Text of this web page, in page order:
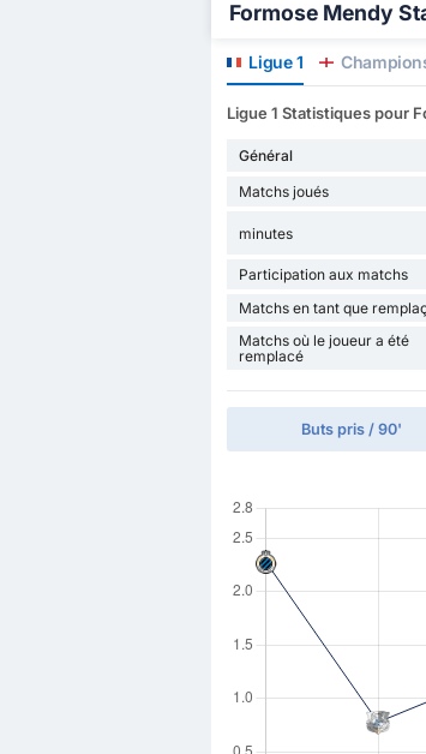
Formose Mendy
Ligue 1
Ligue 1 Statistiques pour
Général
Matchs joués
minutes
Participation aux matchs
Matchs en tant que
Matchs où le joueur a été
remplacé
Buts pris / 90'